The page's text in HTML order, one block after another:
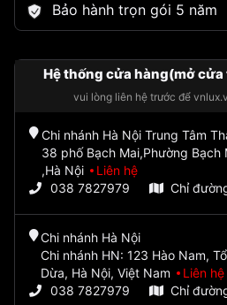
Bảo hành trọn gói 5 năm
Hệ thống cửa hàng(mở
vui lòng liên hệ trước để
Chi nhánh Hà Nội Trung Tâm
38 phố Bạch Mai,Phường Bạch
,Hà Nội
Liên hệ
038 7827979
Chỉ
Chi nhánh Hà Nội
Chi nhánh HN: 123 Hào Nam,
Dừa, Hà Nội, Việt Nam
Liên hệ
038 7827979
Chỉ